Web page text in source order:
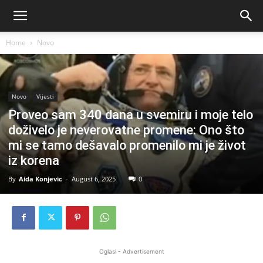
Home Novo
Novo Vijesti
Proveo sam 340 dana u svemiru i moje telo
doživelo je neverovatne promene: Ono što
mi se tamo dešavalo promenilo mi je život
iz korena
By Aida Konjevic - August 6, 2025 0
Oglasi - Advertisement